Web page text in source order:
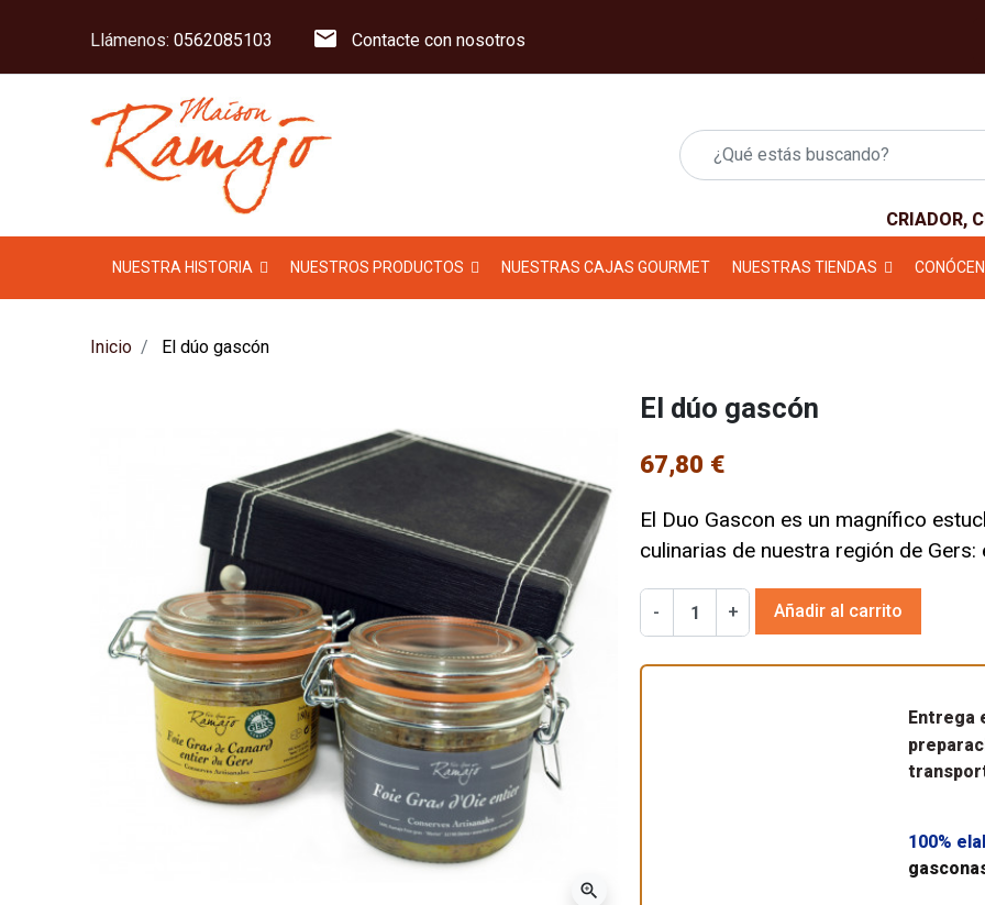
Llámenos: 0562085103 mail Contacte con nosotros
CRIADOR,
NUESTRA HISTORIA NUESTROS PRODUCTOS NUESTRAS CAJAS GOURMET NUESTRAS TIENDAS
Inicio El dúo gascón
zoom_in
El dúo gascón
67,80 €
El Duo Gascon es un magnífico
culinarias de nuestra región de
- + Añadir al carrito
Entrega
100%